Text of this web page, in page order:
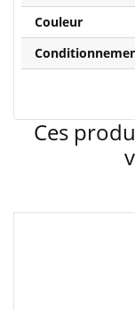
Couleur
Ces